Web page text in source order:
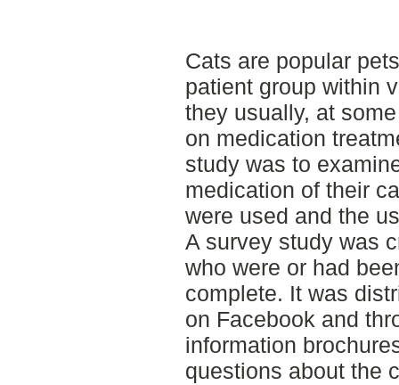
Cats are popular
patient group within
they usually, at
on medication
study was to
medication of their
were used and the
A survey study was
who were or had
complete. It was
on Facebook and
information
questions about the